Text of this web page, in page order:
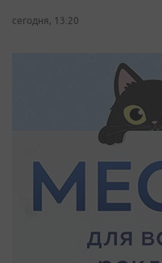
сегодня, 13:20